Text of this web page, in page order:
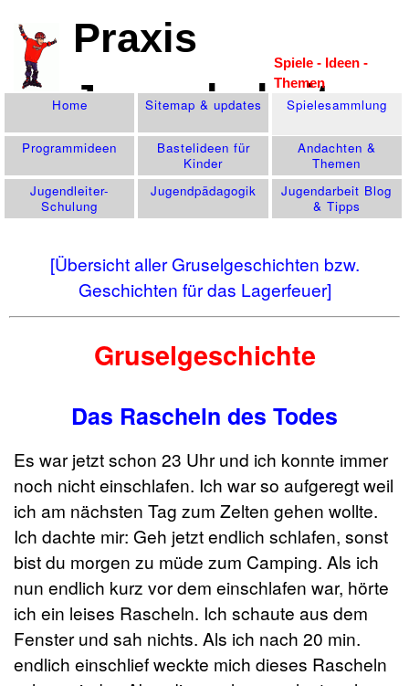
Praxis
Jugendarbeit
Spiele - Ideen -
Themen
Home Sitemap & updates Spiele­sammlung
Programm­ideen
Bastelideen für
Kinder
Andachten &
Themen
Jugendleiter-
Schulung
Jugend­pädagogik
Jugendarbeit Blog
& Tipps
[Übersicht aller Gruselgeschichten bzw.
Geschichten für das Lagerfeuer]
Gruselgeschichte
Das Rascheln des Todes
Es war jetzt schon 23 Uhr und ich konnte immer
noch nicht einschlafen. Ich war so aufgeregt weil
ich am nächsten Tag zum Zelten gehen wollte.
Ich dachte mir: Geh jetzt endlich schlafen, sonst
bist du morgen zu müde zum Camping. Als ich
nun endlich kurz vor dem einschlafen war, hörte
ich ein leises Rascheln. Ich schaute aus dem
Fenster und sah nichts. Als ich nach 20 min.
endlich einschlief weckte mich dieses Rascheln